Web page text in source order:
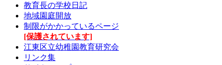
教育長の学校日記
地域園庭開放
制限がかかっているページ
[保護されています]
江東区立幼稚園教育研究会
リンク集